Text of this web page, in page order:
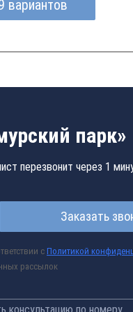
вариантов
парк»
перезвонит через 1
Заказать
с Политикой
рассылок